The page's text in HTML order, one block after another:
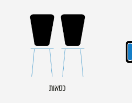
כסאות